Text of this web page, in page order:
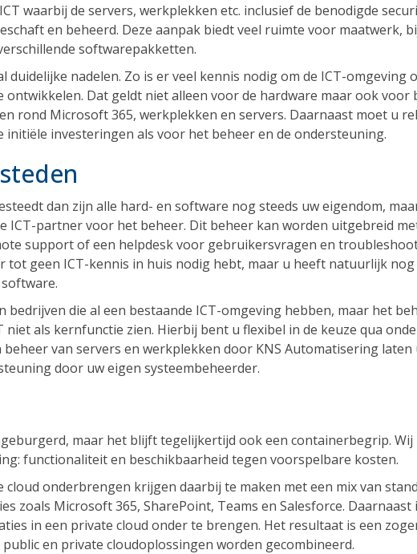
ICT waarbij de servers, werkplekken etc. inclusief de benodigde
en beheerd. Deze aanpak biedt veel ruimte voor maatwerk,
softwarepakketten.
duidelijke nadelen. Zo is er veel kennis nodig om de ICT-omgeving
ontwikkelen. Dat geldt niet alleen voor de hardware maar ook voor
rond Microsoft 365, werkplekken en servers. Daarnaast moet u
initiële investeringen als voor het beheer en de ondersteuning.
dan zijn alle hard- en software nog steeds uw eigendom,
ICT-partner voor het beheer. Dit beheer kan worden uitgebreid
support of een helpdesk voor gebruikersvragen en
tot geen ICT-kennis in huis nodig hebt, maar u heeft natuurlijk nog
bedrijven die al een bestaande ICT-omgeving hebben, maar het
niet als kernfunctie zien. Hierbij bent u flexibel in de keuze qua
van servers en werkplekken door KNS Automatisering
door uw eigen systeembeheerder.
maar het blijft tegelijkertijd ook een containerbegrip. Wij
functionaliteit en beschikbaarheid tegen voorspelbare kosten.
cloud onderbrengen krijgen daarbij te maken met een mix van
zoals Microsoft 365, SharePoint, Teams en Salesforce.
in een private cloud onder te brengen. Het resultaat is een
en private cloudoplossingen worden gecombineerd.